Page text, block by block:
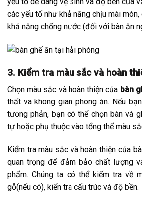
các yếu tố như khả năng chịu mài
khả năng chống nước (đối với bàn ăn
3. Kiểm tra màu sắc và hoàn
Chọn màu sắc và hoàn thiện của bàn
thất và không gian phòng ăn. Nếu
tương phản, bạn có thể chọn bàn và
tự hoặc phụ thuộc vào tổng thể màu
Kiểm tra màu sắc và hoàn thiện của
quan trọng để đảm bảo chất lượng
phẩm. Chúng ta có thể kiếm tra về
gỗ(nếu có), kiển tra cấu trúc và độ bền.